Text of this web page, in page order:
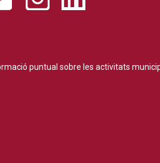
puntual sobre les activitats